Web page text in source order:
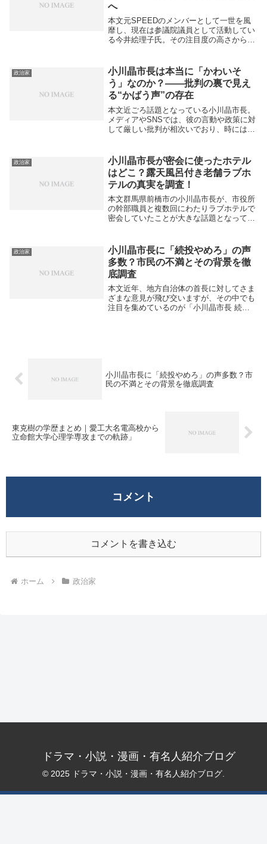
へ
本文元SPEEDのメンバーとして一世を風
靡し、現在は参議院議員として活動してい
る今井絵理子氏。その注目度の高さから
年収の内訳や副収入について詳しく解説し
ます。まず、...
政治家
小川晶市長は本当に「かわいそ
う」なのか？――批判の裏で見え
る“かばう声”の存在
本文近ごろ話題となっている小川晶市長。
メディアやSNSでは、彼の言動や政策に対
して厳しい批判が相次いでおり、時には過
うだ」「一方的に叩かれすぎている」とい
った“かば...
政治家
小川晶市長が密会に使ったホテル
はどこ？露天風呂付き老舗ラブホ
テルの真実を調査！
本文群馬県前橋市の小川晶市長が、市役所
の幹部職員と複数回にわたりラブホテルで
密会していたことが大きな話題となってい
たラブホテルは前橋市内でも30年以上続く
老舗の一つ...
政治家
小川晶市長に「続投やめろ」の声
多数？市民の不満とその背景を徹
底調査
本文近年、地方自治体の首長に対してさま
ざまな意見が飛び交いますが、その中でも
注目を集めているのが「小川晶市長 続投
小川晶市長に「続投やめろ」の声多数？市
民の不満とその背景を徹底調査
東克樹の学歴まとめ｜愛工大名電高校から
立命館大学心理学専攻までの軌跡」
コメント
コメントを書き込む
ホーム 政治家
ドラマ・小説・漫画・有名人紹介ブログ
© 2025 ドラマ・小説・漫画・有名人紹介ブログ.